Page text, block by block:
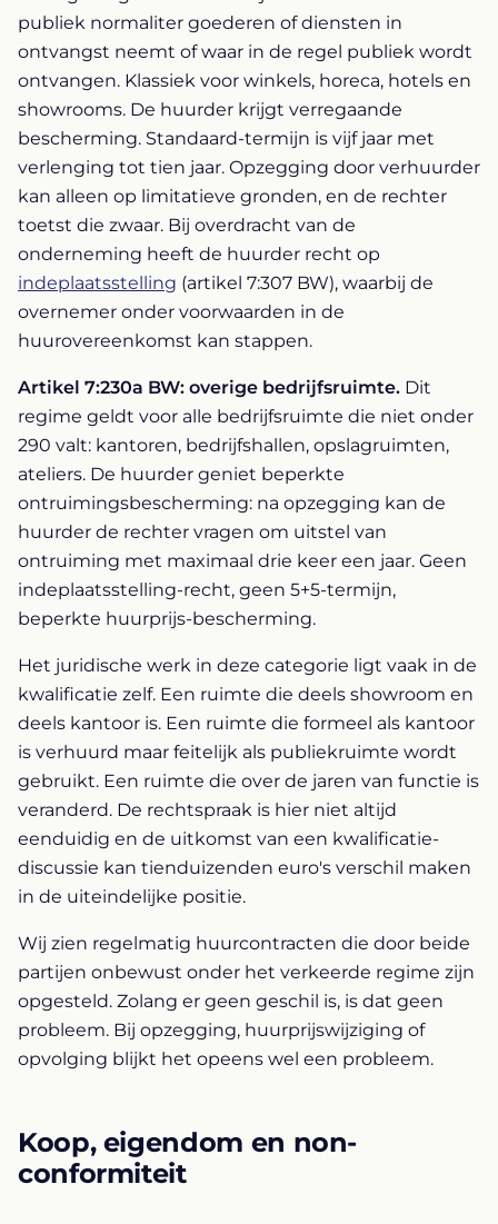
publiek normaliter goederen of diensten in
ontvangst neemt of waar in de regel publiek wordt
ontvangen. Klassiek voor winkels, horeca, hotels en
showrooms. De huurder krijgt verregaande
bescherming. Standaard-termijn is vijf jaar met
verlenging tot tien jaar. Opzegging door verhuurder
kan alleen op limitatieve gronden, en de rechter
toetst die zwaar. Bij overdracht van de
onderneming heeft de huurder recht op
indeplaatsstelling (artikel 7:307 BW), waarbij de
overnemer onder voorwaarden in de
huurovereenkomst kan stappen.
Artikel 7:230a BW: overige bedrijfsruimte. Dit
regime geldt voor alle bedrijfsruimte die niet onder
290 valt: kantoren, bedrijfshallen, opslagruimten,
ateliers. De huurder geniet beperkte
ontruimingsbescherming: na opzegging kan de
huurder de rechter vragen om uitstel van
ontruiming met maximaal drie keer een jaar. Geen
indeplaatsstelling-recht, geen 5+5-termijn,
beperkte huurprijs-bescherming.
Het juridische werk in deze categorie ligt vaak in de
kwalificatie zelf. Een ruimte die deels showroom en
deels kantoor is. Een ruimte die formeel als kantoor
is verhuurd maar feitelijk als publiekruimte wordt
gebruikt. Een ruimte die over de jaren van functie is
veranderd. De rechtspraak is hier niet altijd
eenduidig en de uitkomst van een kwalificatie-
discussie kan tienduizenden euro's verschil maken
in de uiteindelijke positie.
Wij zien regelmatig huurcontracten die door beide
partijen onbewust onder het verkeerde regime zijn
opgesteld. Zolang er geen geschil is, is dat geen
probleem. Bij opzegging, huurprijswijziging of
opvolging blijkt het opeens wel een probleem.
Koop, eigendom en non-
conformiteit